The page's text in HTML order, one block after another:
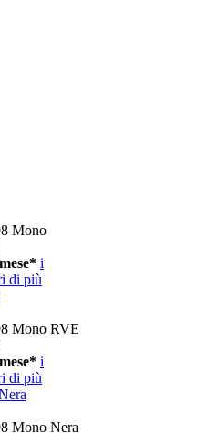
Mono
i
di più
Mono RVE
i
di più
Mono Nera